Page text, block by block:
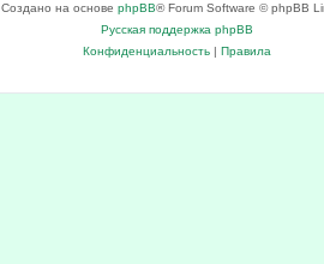
Создано на основе phpBB® Forum Software © phpBB
Русская поддержка phpBB
Конфиденциальность| Правила